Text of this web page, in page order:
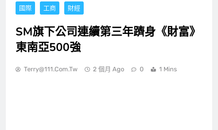
國際 工商 財經
SM旗下公司連續第三年躋身《財富》
東南亞500強
Terry@111.com.tw 2 個月 Ago 0 1 Mins